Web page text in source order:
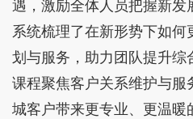
遇，激励全体人员把握新发
系统梳理了在新形势下如
划与服务，助力团队提升综
课程聚焦客户关系维护与服
城客户带来更专业、更温暖